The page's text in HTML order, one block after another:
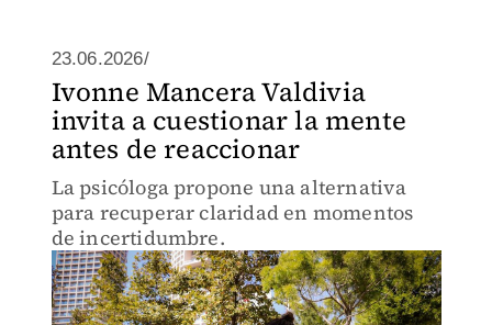
23.06.2026/
Ivonne Mancera Valdivia
invita a cuestionar la mente
antes de reaccionar
La psicóloga propone una alternativa
para recuperar claridad en momentos
de incertidumbre.